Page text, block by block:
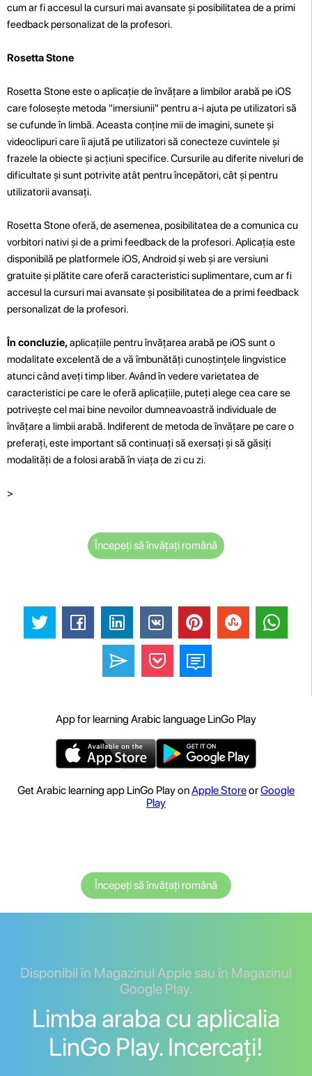
cum ar fi accesul la cursuri mai avansate și posibilitatea de a primi
feedback personalizat de la profesori.
Rosetta Stone
Rosetta Stone este o aplicație de învățare a limbilor arabă pe iOS
care folosește metoda "imersiunii" pentru a-i ajuta pe utilizatori să
se cufunde în limbă. Aceasta conține mii de imagini, sunete și
videoclipuri care îi ajută pe utilizatori să conecteze cuvintele și
frazele la obiecte și acțiuni specifice. Cursurile au diferite niveluri de
dificultate și sunt potrivite atât pentru începători, cât și pentru
utilizatorii avansați.
Rosetta Stone oferă, de asemenea, posibilitatea de a comunica cu
vorbitori nativi și de a primi feedback de la profesori. Aplicația este
disponibilă pe platformele iOS, Android și web și are versiuni
gratuite și plătite care oferă caracteristici suplimentare, cum ar fi
accesul la cursuri mai avansate și posibilitatea de a primi feedback
personalizat de la profesori.
În concluzie,aplicațiile pentru învățarea arabă pe iOS sunt o
modalitate excelentă de a vă îmbunătăți cunoștințele lingvistice
atunci când aveți timp liber. Având în vedere varietatea de
caracteristici pe care le oferă aplicațiile, puteți alege cea care se
potrivește cel mai bine nevoilor dumneavoastră individuale de
învățare a limbii arabă. Indiferent de metoda de învățare pe care o
preferați, este important să continuați să exersați și să găsiți
modalități de a folosi arabă în viața de zi cu zi.
>
Începeți să învățați română
App for learning Arabic language LinGo Play
Get Arabic learning app LinGo Play onApple StoreorGoogle
Play
Începeți să învățați română
Disponibil în Magazinul Apple sau în Magazinul
Google Play.
Limba araba cu aplicalia
LinGo Play. Incercați!